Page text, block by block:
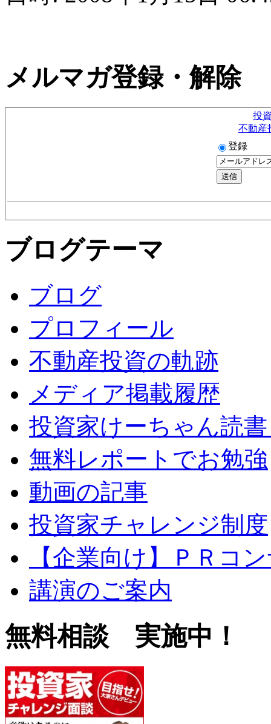
メルマガ登録・解除
投
不動産
登録
ブログテーマ
ブログ
プロフィール
不動産投資の軌跡
メディア掲載履歴
投資家けーちゃん読
無料レポートでお勉強
動画の記事
投資家チャレンジ制度
【企業向け】ＰＲコ
講演のご案内
無料相談 実施中！